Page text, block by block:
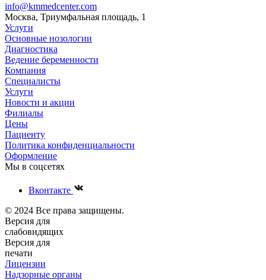
info@kmmedcenter.com
Москва, Триумфальная площадь, 1
Услуги
Основные нозологии
Диагностика
Ведение беременности
Компания
Специалисты
Услуги
Новости и акции
Филиалы
Цены
Пациенту
Политика конфиденциальности
Оформление
Мы в соцсетях
Вконтакте
© 2024 Все права защищены.
Версия для
слабовидящих
Версия для
печати
Лицензии
Надзорные органы